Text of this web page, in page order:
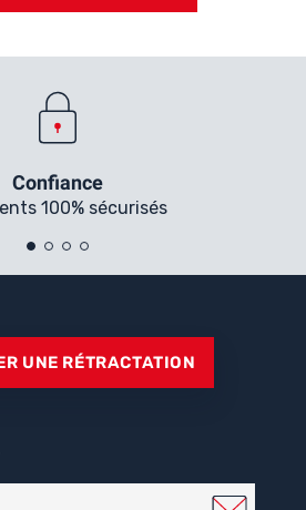
Confiance
100% sécurisés
UNE RÉTRACTATION